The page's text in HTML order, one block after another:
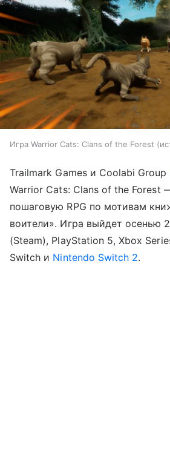
Игра Warrior Cats: Clans of the Forest
Trailmark Games и Coolabi Group
Warrior Cats: Clans of the
пошаговую RPG по мотивам
воители». Игра выйдет осенью
(Steam), PlayStation 5, Xbox
Switch и Nintendo Switch 2.